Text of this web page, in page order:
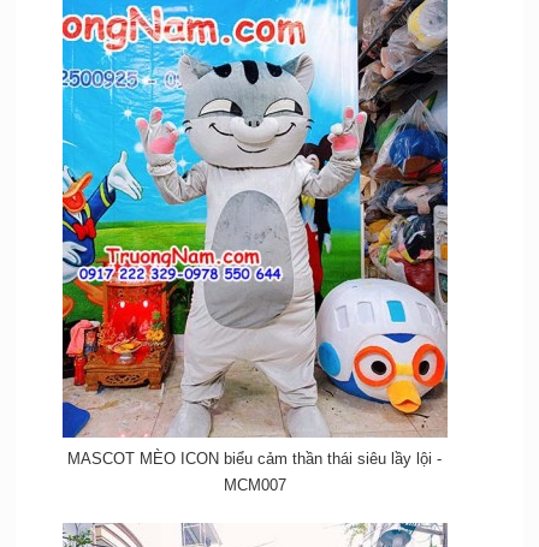
MASCOT MÈO ICON biểu cảm thần thái siêu lầy lội -
MCM007